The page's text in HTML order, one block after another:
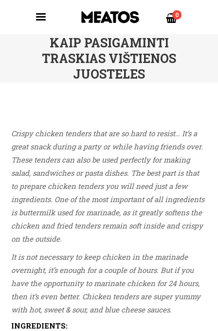
0
KAIP PASIGAMINTI
TRASKIAS VIŠTIENOS
JUOSTELES
Crispy chicken tenders that are so hard to resist… It’s a
great snack during a party or while having friends over.
These tenders can also be used perfectly for making
salad, sandwiches or pasta dishes. The best part is that
to prepare chicken tenders you will need just a few
ingredients. One of the most important of all ingredients
is buttermilk used for marinade, as it greatly softens the
chicken and fried tenders remain soft inside and crispy
on the outside.
It is not necessary to keep chicken in the marinade
overnight, it’s enough for a couple of hours. But if you
have the opportunity to marinate chicken for 24 hours,
then it’s even better. Chicken tenders are super yummy
with hot, sweet & sour, and blue cheese sauces.
INGREDIENTS: